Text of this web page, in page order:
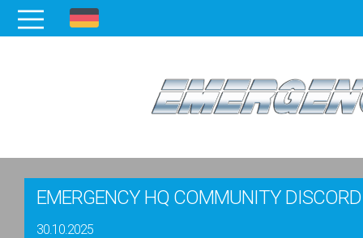
EMERGENCY HQ COMMUNITY DISCORD
30.10.2025